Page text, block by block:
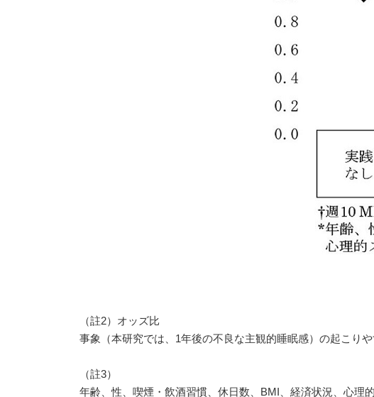
（註2）オッズ比
事象（本研究では、1年後の不良な主観的睡眠感）の起こり
（註3）
年齢、性、喫煙・飲酒習慣、休日数、BMI、経済状況、心理